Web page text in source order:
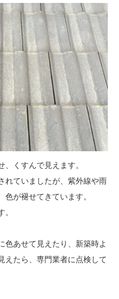
、くすんで見えます。
れていましたが、紫外線や雨
色が褪せてきています。
。
色あせて見えたり、新築時よ
えたら、専門業者に点検して